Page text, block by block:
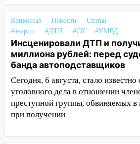
подростка в сквере
13:01 В Димитровграде
выбросил из машины
гранату: его задержали
12:34 На Ульяновскую
надвигается сильнейшая
и шквал до 27 м/с
12:31
из Европы и потерял 760
Криминал Новости
Статьи
#аварии
#ДТП #СК #УМВД
Инсценировали ДТП и
миллиона рублей: перед
банда автоподставщиков
Сегодня, 6 августа, стало
уголовного дела в отношении
преступной группы, обвиняемых в
при получении